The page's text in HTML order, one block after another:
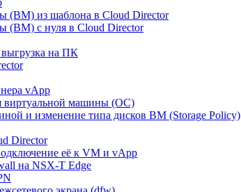
(ВМ) из шаблона в Cloud Director
(ВМ) с нуля в Cloud Director
на ПК
vApp
виртуальной машины (ОС)
и изменение типа дисков ВМ (Storage Policy)
Director
её к VM и vApp
на NSX-T Edge